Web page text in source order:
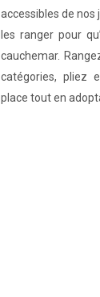
accessibles de nos
les ranger pour
cauchemar.
catégories, pliez
place tout en